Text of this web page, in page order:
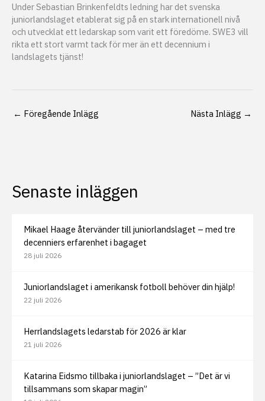
Under Sebastian Brinkenfeldts ledning har det svenska
juniorlandslaget etablerat sig på en stark internationell nivå
och utvecklat ett ledarskap som varit ett föredöme. SWE3 vill
rikta ett stort varmt tack för mer än ett decennium i
landslagets tjänst!
← Föregående Inlägg Nästa Inlägg →
Senaste inläggen
Mikael Haage återvänder till juniorlandslaget – med tre
decenniers erfarenhet i bagaget
28 juli 2026
Juniorlandslaget i amerikansk fotboll behöver din hjälp!
22 juli 2026
Herrlandslagets ledarstab för 2026 är klar
21 juli 2026
Katarina Eidsmo tillbaka i juniorlandslaget – ”Det är vi
tillsammans som skapar magin”